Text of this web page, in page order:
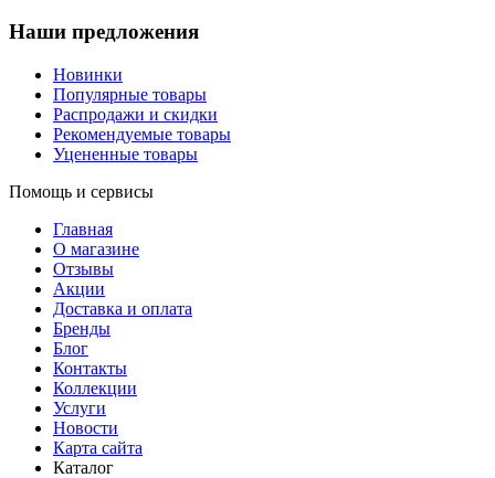
Наши предложения
Новинки
Популярные товары
Распродажи и скидки
Рекомендуемые товары
Уцененные товары
Помощь и сервисы
Главная
О магазине
Отзывы
Акции
Доставка и оплата
Бренды
Блог
Контакты
Коллекции
Услуги
Новости
Карта сайта
Каталог